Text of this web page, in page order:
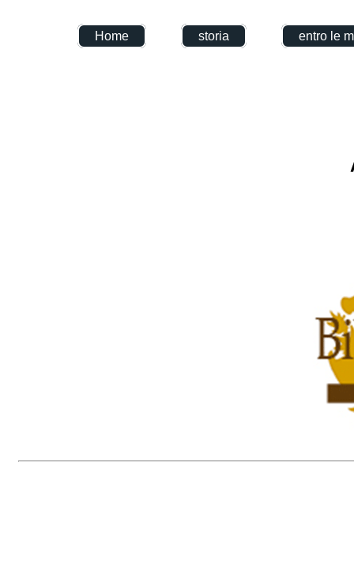
Home storia entro le